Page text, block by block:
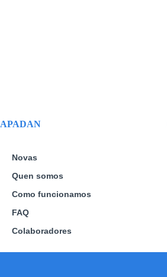
APADAN
Novas
Quen somos
Como funcionamos
FAQ
Colaboradores